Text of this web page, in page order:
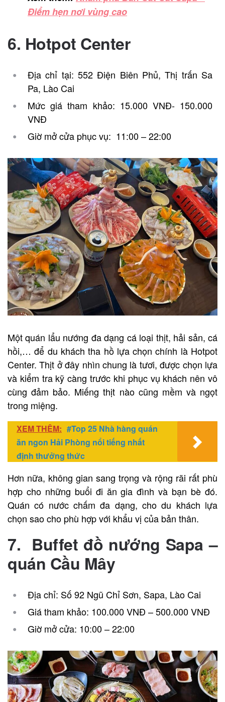
Điểm hẹn nơi vùng cao
6. Hotpot Center
Địa chỉ tại: 552 Điện Biên Phủ, Thị trấn Sa
Pa, Lào Cai
Mức giá tham khảo: 15.000 VNĐ- 150.000
VNĐ
Giờ mở cửa phục vụ: 11:00 – 22:00
Một quán lẩu nướng đa dạng cá loại thịt, hải sản, cá
hồi,… để du khách tha hồ lựa chọn chính là Hotpot
Center. Thịt ở đây nhìn chung là tươi, được chọn lựa
và kiểm tra kỹ càng trước khi phục vụ khách nên vô
cùng đảm bảo. Miếng thịt nào cũng mềm và ngọt
trong miệng.
XEM THÊM: #Top 25 Nhà hàng quán
ăn ngon Hải Phòng nổi tiếng nhất
định thưởng thức
Hơn nữa, không gian sang trọng và rộng rãi rất phù
hợp cho những buổi đi ăn gia đình và bạn bè đó.
Quán có nước chấm đa dạng, cho du khách lựa
chọn sao cho phù hợp với khẩu vị của bản thân.
7. Buffet đồ nướng Sapa –
quán Cầu Mây
Địa chỉ: Số 92 Ngũ Chỉ Sơn, Sapa, Lào Cai
Giá tham khảo: 100.000 VNĐ – 500.000 VNĐ
Giờ mở cửa: 10:00 – 22:00